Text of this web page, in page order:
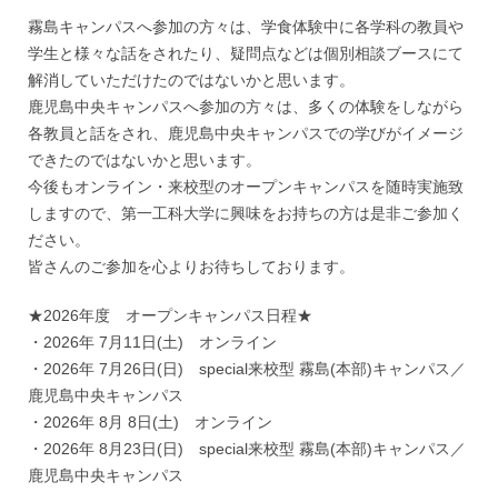
霧島キャンパスへ参加の方々は、学食体験中に各学科の教員や
学生と様々な話をされたり、疑問点などは個別相談ブースにて
解消していただけたのではないかと思います。
鹿児島中央キャンパスへ参加の方々は、多くの体験をしながら
各教員と話をされ、鹿児島中央キャンパスでの学びがイメージ
できたのではないかと思います。
今後もオンライン・来校型のオープンキャンパスを随時実施致
しますので、第一工科大学に興味をお持ちの方は是非ご参加く
ださい。
皆さんのご参加を心よりお待ちしております。
★2026年度 オープンキャンパス日程★
・2026年 7月11日(土) オンライン
・2026年 7月26日(日) special来校型 霧島(本部)キャンパス／
鹿児島中央キャンパス
・2026年 8月 8日(土) オンライン
・2026年 8月23日(日) special来校型 霧島(本部)キャンパス／
鹿児島中央キャンパス